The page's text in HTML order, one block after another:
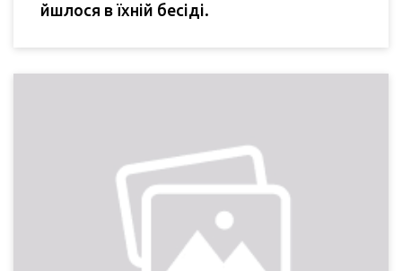
йшлося в їхній бесіді.